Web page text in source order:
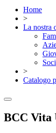
Home
>
La nostra
Soci
>
Catalogo
BCC Vita